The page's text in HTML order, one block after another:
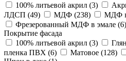
100% литьевой акрил (3)
ЛДСП (49) МДФ (238) МДФ
Фрезерованный МДФ в эмале (6)
Покрытие фасада
100% литьевой акрил (3)
пленка ПВХ (6) Матовое (128)